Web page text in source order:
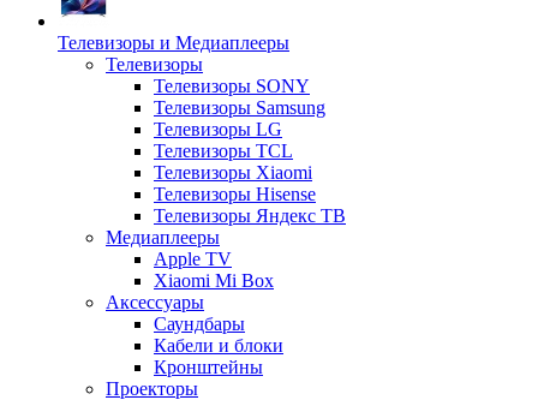
Телевизоры и Медиаплееры
Телевизоры
Телевизоры SONY
Телевизоры Samsung
Телевизоры LG
Телевизоры TCL
Телевизоры Xiaomi
Телевизоры Hisense
Телевизоры Яндекс ТВ
Медиаплееры
Apple TV
Xiaomi Mi Box
Аксессуары
Саундбары
Кабели и блоки
Кронштейны
Проекторы